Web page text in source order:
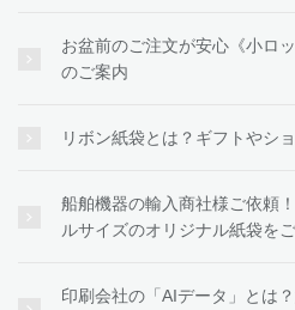
お盆前のご注文が安心《小ロ
のご案内
リボン紙袋とは？ギフトやシ
船舶機器の輸入商社様ご依頼
ルサイズのオリジナル紙袋を
印刷会社の「AIデータ」とは